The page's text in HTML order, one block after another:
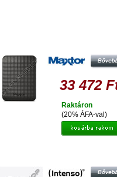
33 472
(20% ÁFA-val)
Raktáron